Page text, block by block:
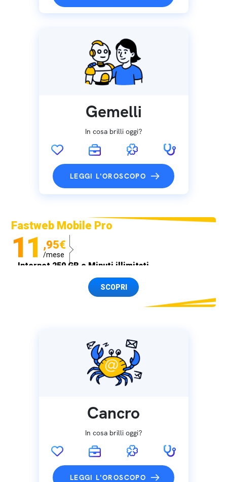
Gemelli
In cosa brilli oggi?
LEGGI L'OROSCOPO
Fastweb Mobile Pro
11 ,95€
/mese
Internet 250 GB e Minuti illimitati
Spedizione SIM GRATISSCOPRI
Cancro
In cosa brilli oggi?
LEGGI L'OROSCOPO